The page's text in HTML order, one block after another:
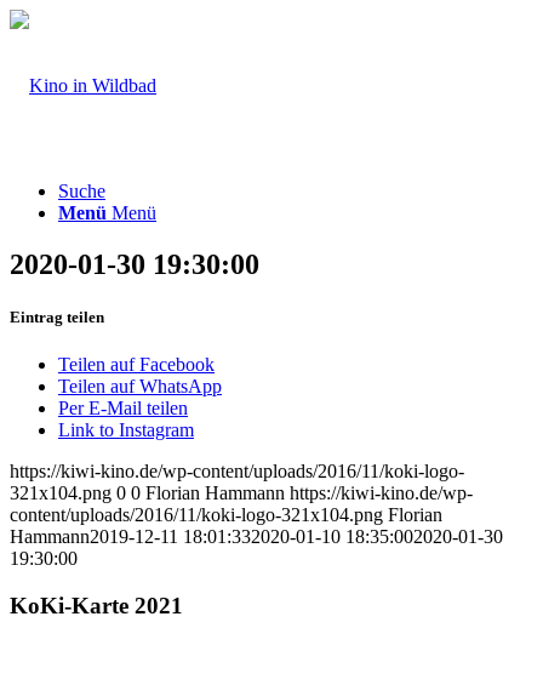
Suche
Menü Menü
2020-01-30 19:30:00
Eintrag teilen
Teilen auf Facebook
Teilen auf WhatsApp
Per E-Mail teilen
Link to Instagram
https://kiwi-kino.de/wp-content/uploads/2016/11/koki-logo-
321x104.png 0 0 Florian Hammann https://kiwi-kino.de/wp-
content/uploads/2016/11/koki-logo-321x104.png Florian
Hammann2019-12-11 18:01:332020-01-10 18:35:002020-01-30
19:30:00
KoKi-Karte 2021